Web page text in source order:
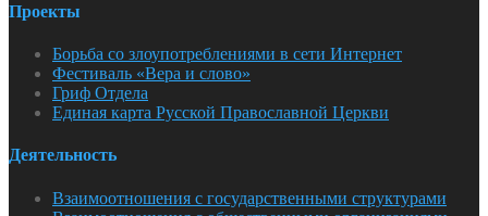
Проекты
Борьба со злоупотреблениями в сети Интернет
Фестиваль «Вера и слово»
Гриф Отдела
Единая карта Русской Православной Церкви
Деятельность
Взаимоотношения с государственными структурами